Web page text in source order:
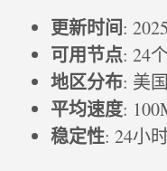
更新时间:
可用节点: 24个
地区分布: 美
平均速度:
稳定性: 24小